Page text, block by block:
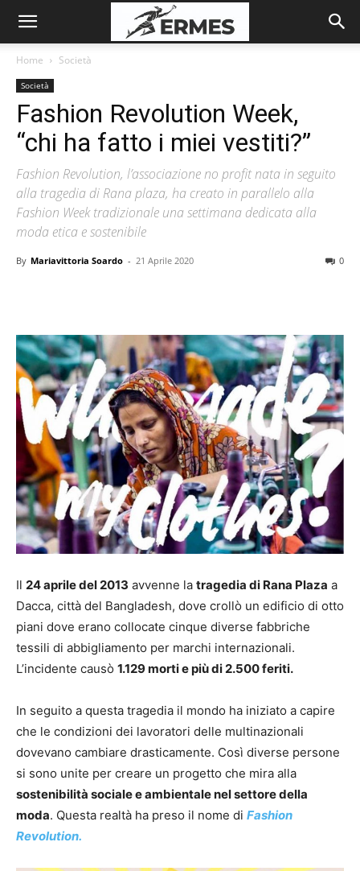
Home Società
Società
Fashion Revolution Week,
“chi ha fatto i miei vestiti?”
Fashion Revolution, l’associazione no profit nata in seguito
alla tragedia di Rana plaza, ha creato in parallelo alla
Fashion Week tradizionale una settimana dedicata alla
moda etica e sostenibile
By Mariavittoria Soardo - 21 Aprile 2020 0
Il 24 aprile del 2013 avvenne la tragedia di Rana Plaza a
Dacca, città del Bangladesh, dove crollò un edificio di otto
piani dove erano collocate cinque diverse fabbriche
tessili di abbigliamento per marchi internazionali.
L’incidente causò 1.129 morti e più di 2.500 feriti.
In seguito a questa tragedia il mondo ha iniziato a capire
che le condizioni dei lavoratori delle multinazionali
dovevano cambiare drasticamente. Così diverse persone
si sono unite per creare un progetto che mira alla
sostenibilità sociale e ambientale nel settore della
moda. Questa realtà ha preso il nome di Fashion
Revolution.